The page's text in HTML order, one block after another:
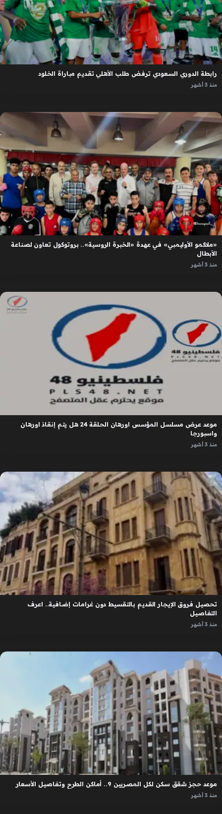
رابطة الدوري السعودي ترفض طلب الأهلي تقديم مباراة الخلود
منذ 3 أشهر
«ملاكمو الأوليمبي» في عهدة «الخبرة الروسية».. بروتوكول تعاون لصناعة
الأبطال
منذ 3 أشهر
موعد عرض مسلسل المؤسس اورهان الحلقة 24 هل يتم إنقاذ اورهان
واسبورجا
منذ 3 أشهر
تحصيل فروق الإيجار القديم بالتقسيط دون غرامات إضافية.. اعرف
التفاصيل
منذ 3 أشهر
موعد حجز شقق سكن لكل المصريين 9.. أماكن الطرح وتفاصيل الأسعار
منذ 3 أشهر